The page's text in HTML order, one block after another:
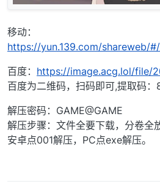
移动：
https://yun.139.com/shareweb/
百度： https://image.acg.lol/file/
百度为二维码，扫码即可,提取码
解压密码：GAME@GAME
解压步骤：文件全要下载，分卷全
安卓点001解压，PC点exe解压。